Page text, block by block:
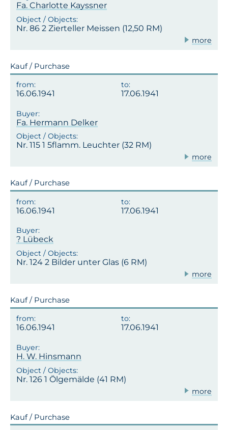
Fa. Charlotte Kayssner
Nr. 86 2 Zierteller Meissen (12,50 RM)
more
Kauf / Purchase
16.06.1941 17.06.1941
Fa. Hermann Delker
Nr. 115 1 5flamm. Leuchter (32 RM)
more
Kauf / Purchase
16.06.1941 17.06.1941
? Lübeck
Nr. 124 2 Bilder unter Glas (6 RM)
more
Kauf / Purchase
16.06.1941 17.06.1941
H. W. Hinsmann
Nr. 126 1 Ölgemälde (41 RM)
more
Kauf / Purchase